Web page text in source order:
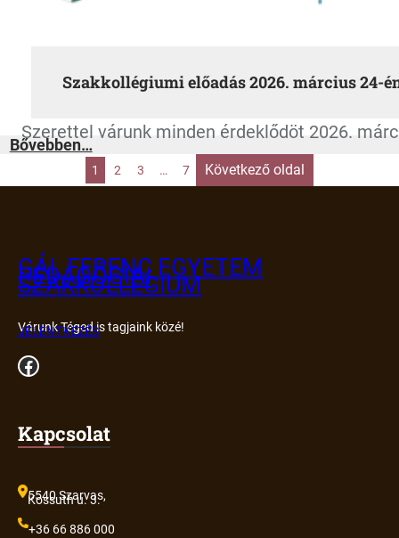
Szakkollégiumi előadás 2026. március 24-
Szerettel várunk minden érdeklődöt 2026.
Bővebben…:Szakkollégiumi
előadás
2026.
március
24-
én
1 2 3 … 7 Következő oldal
GÁL FERENC EGYETEM
PEDAGÓGIAI
SZAKKOLLÉGIUM
Várunk Téged is tagjaink közé!
JELENTKEZÉS
Facebook
Kapcsolat
5540 Szarvas,
Kossuth u. 3.
+36 66 886 000